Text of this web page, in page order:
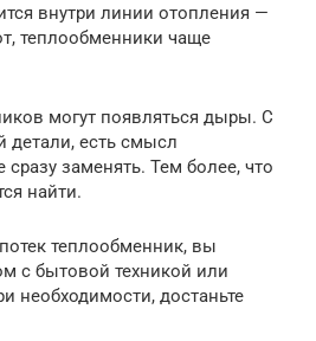
внутри линии отопления —
теплообменники чаще
могут появляться дыры. С
детали, есть смысл
сразу заменять. Тем более, что
найти.
теплообменник, вы
с бытовой техникой или
необходимости, достаньте